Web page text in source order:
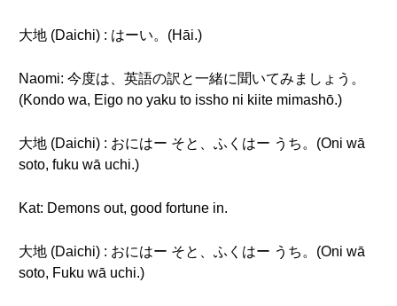
大地 (Daichi) : はーい。(Hāi.)
Naomi: 今度は、英語の訳と一緒に聞いてみましょう。
(Kondo wa, Eigo no yaku to issho ni kiite mimashō.)
大地 (Daichi) : おにはー そと、ふくはー うち。(Oni wā
soto, fuku wā uchi.)
Kat: Demons out, good fortune in.
大地 (Daichi) : おにはー そと、ふくはー うち。(Oni wā
soto, Fuku wā uchi.)